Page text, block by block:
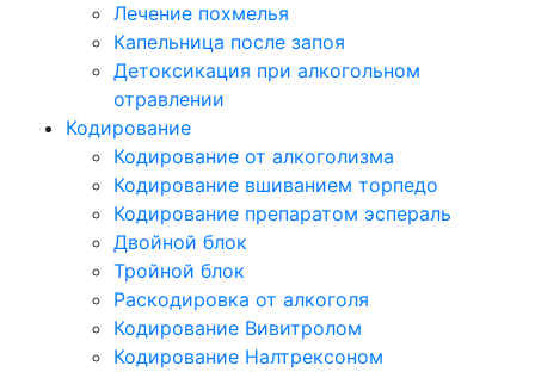
Лечение похмелья
Капельница после запоя
Детоксикация при алкогольном
отравлении
Кодирование
Кодирование от алкоголизма
Кодирование вшиванием торпедо
Кодирование препаратом эспераль
Двойной блок
Тройной блок
Раскодировка от алкоголя
Кодирование Вивитролом
Кодирование Налтрексоном